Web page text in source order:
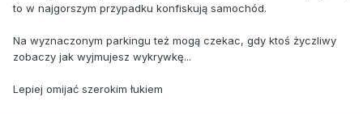
to w najgorszym przypadku konfiskują samochód.
Na wyznaczonym parkingu też mogą czekac, gdy ktoś życzliwy
zobaczy jak wyjmujesz wykrywkę...
Lepiej omijać szerokim łukiem